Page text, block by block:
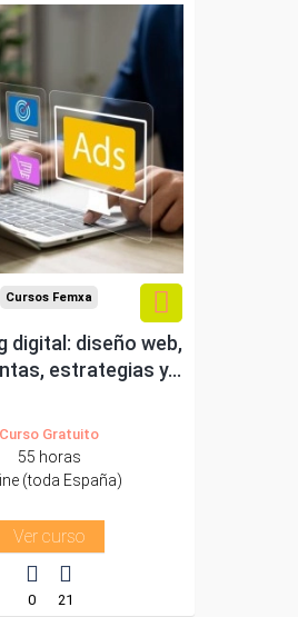
100%
trabajadores y
autónomos.
Sector
-Comercio.
Cursos Femxa
digital: diseño web,
estrategias y...
Curso Gratuito
55 horas
(toda España)
Ver curso
0 21